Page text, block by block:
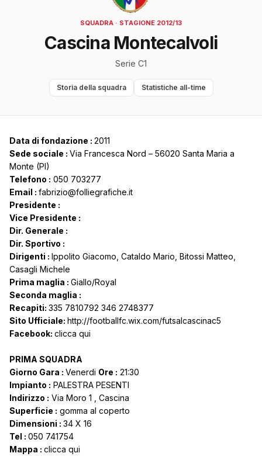
SQUADRA · STAGIONE 2012/13
Cascina Montecalvoli
Serie C1
Storia della squadra Statistiche all-time
Data di fondazione : 2011
Sede sociale : Via Francesca Nord – 56020 Santa Maria a
Monte (PI)
Telefono : 050 703277
Email : fabrizio@folliegrafiche.it
Presidente :
Vice Presidente :
Dir. Generale :
Dir. Sportivo :
Dirigenti : Ippolito Giacomo, Cataldo Mario, Bitossi Matteo,
Casagli Michele
Prima maglia : Giallo/Royal
Seconda maglia :
Recapiti: 335 7810792 346 2748377
Sito Ufficiale: http://footballfc.wix.com/futsalcascinac5
Facebook: clicca qui
PRIMA SQUADRA
Giorno Gara : Venerdi Ore : 21:30
Impianto : PALESTRA PESENTI
Indirizzo : Via Moro 1 , Cascina
Superficie : gomma al coperto
Dimensioni : 34 X 16
Tel : 050 741754
Mappa : clicca qui